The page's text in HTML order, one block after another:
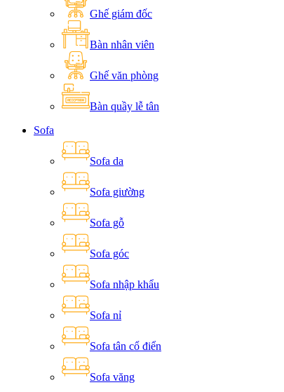
Ghế giám đốc
Bàn nhân viên
Ghế văn phòng
Bàn quầy lễ tân
Sofa
Sofa da
Sofa giường
Sofa gỗ
Sofa góc
Sofa nhập khẩu
Sofa nỉ
Sofa tân cổ điển
Sofa văng